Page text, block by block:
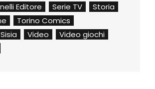
Editore
Serie TV
Storia
Torino Comics
Video
Video giochi